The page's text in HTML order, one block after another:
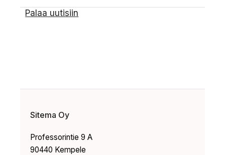
Palaa uutisiin
Sitema Oy
Professorintie 9 A
90440 Kempele